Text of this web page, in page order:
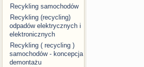
Recykling samochodów
Recykling (recycling)
odpadów elektrycznych i
elektronicznych
Recykling ( recycling )
samochodów - koncepcja
demontażu